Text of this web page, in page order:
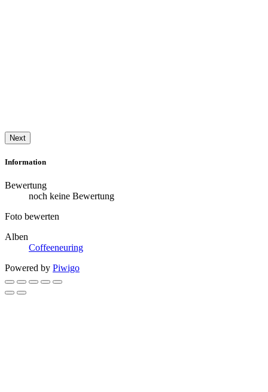
Next
Information
Bewertung
noch keine Bewertung
Foto bewerten
Alben
Coffeeneuring
Powered by Piwigo